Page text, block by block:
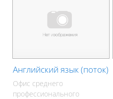
Английский язык (поток)
Офис среднего
профессионального